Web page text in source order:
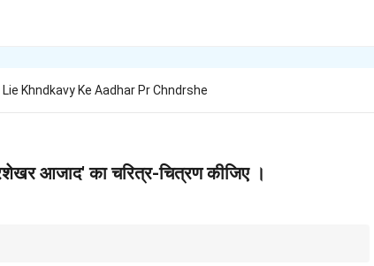
Khndkavy Ke Aadhar Pr Chndrshe
आजाद' का चरित्र-चित्रण कीजिए ।